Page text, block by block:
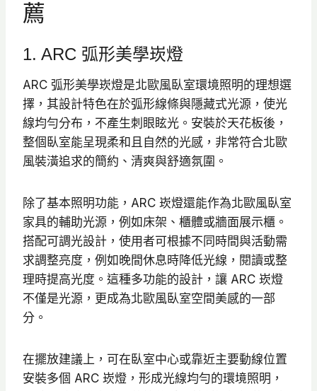
薦
1. ARC 弧形美學崁燈
ARC 弧形美學崁燈是北歐風臥室環境照明的理想選
擇，其設計特色在於弧形線條與隱藏式光源，使光
線均勻分布，不產生刺眼眩光。安裝於天花板後，
整個臥室能呈現柔和且自然的光感，非常符合北歐
風裝潢追求的簡約、清爽與舒適氛圍。
除了基本照明功能，ARC 崁燈還能作為北歐風臥室
家具的輔助光源，例如床架、櫃體或牆面展示櫃。
搭配可調光設計，使用者可根據不同時間與活動需
求調整亮度，例如晚間休息時降低光線，閱讀或整
理時提高光度。這種多功能的設計，讓 ARC 崁燈
不僅是光源，更成為北歐風臥室空間美感的一部
分。
在擺放建議上，可在臥室中心或靠近主要動線位置
安裝多個 ARC 崁燈，形成光線均勻的環境照明，